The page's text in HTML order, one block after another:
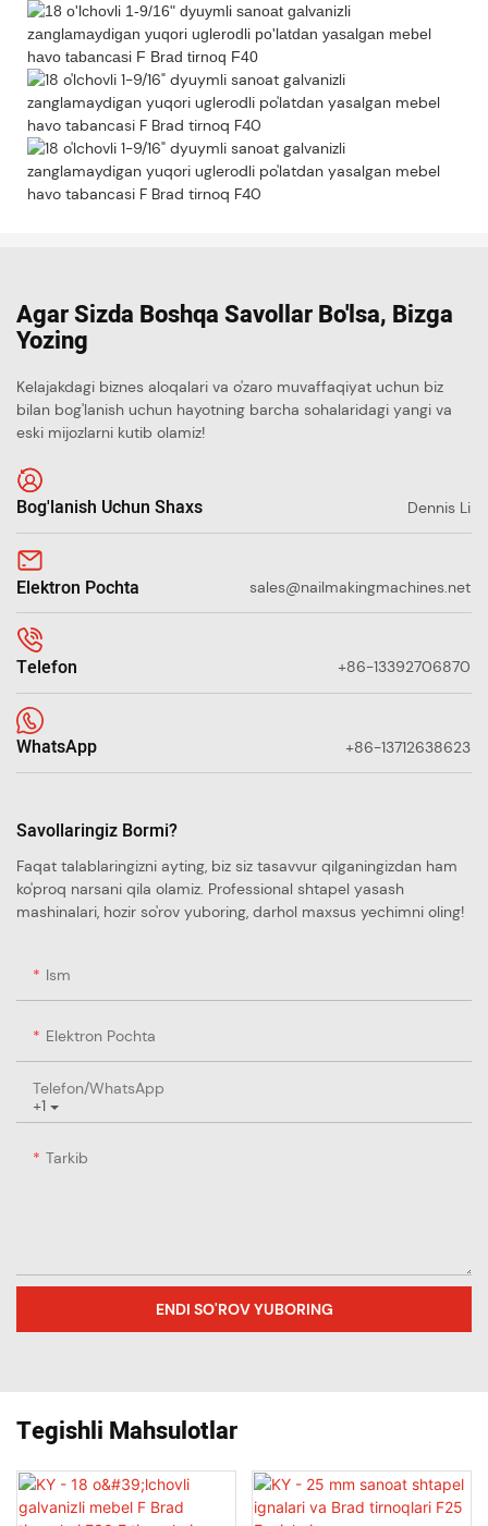
Agar Sizda Boshqa Savollar Bo'lsa, Bizga
Yozing
Kelajakdagi biznes aloqalari va o'zaro muvaffaqiyat uchun biz
bilan bog'lanish uchun hayotning barcha sohalaridagi yangi va
eski mijozlarni kutib olamiz!
Bog'lanish Uchun Shaxs Dennis Li
Elektron Pochta sales@nailmakingmachines.net
Telefon +86-13392706870
WhatsApp +86-13712638623
Savollaringiz Bormi?
Faqat talablaringizni ayting, biz siz tasavvur qilganingizdan ham
ko'proq narsani qila olamiz. Professional shtapel yasash
mashinalari, hozir so'rov yuboring, darhol maxsus yechimni oling!
Ism
Elektron Pochta
+1
Telefon/whatsApp
Tarkib
ENDI SO'ROV YUBORING
Tegishli Mahsulotlar